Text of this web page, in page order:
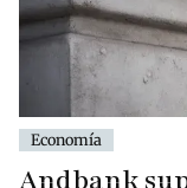
Economía